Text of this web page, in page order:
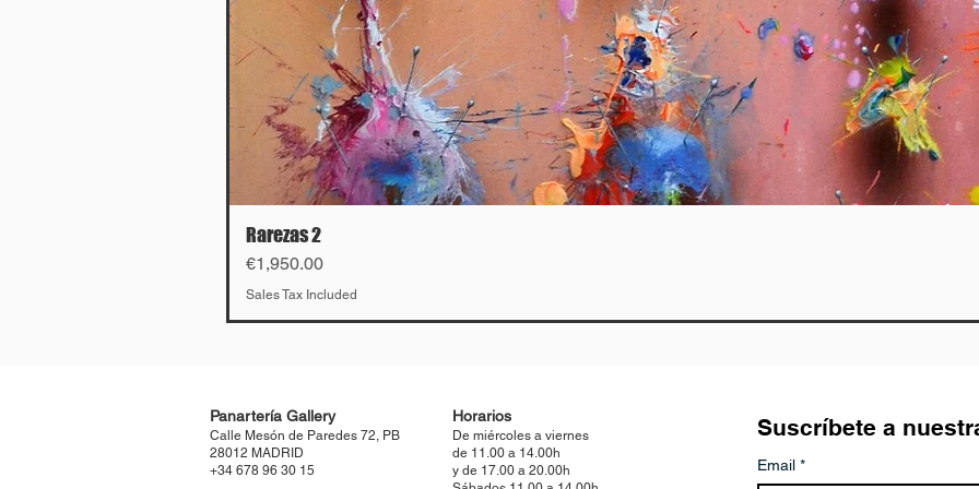
Rarezas 2
Price
€1,950.00
Sales Tax Included
Panartería Gallery
Calle Mesón de Paredes 72, PB
28012 MADRID
+34 678 96 30 15
Horarios
De miércoles a viernes
de 11.00 a 14.00h
y de 17.00 a 20.00h
Suscríbete a
Email *